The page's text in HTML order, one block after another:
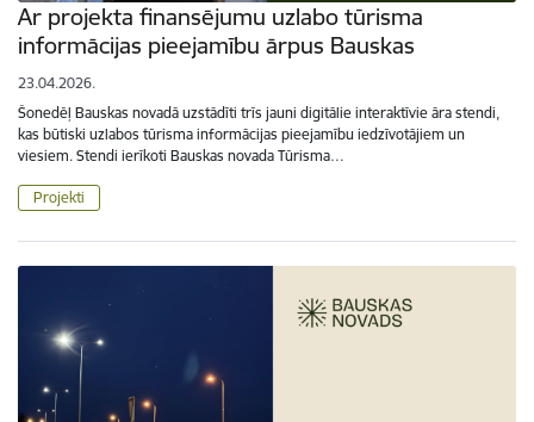
Ar projekta finansējumu uzlabo tūrisma
informācijas pieejamību ārpus Bauskas
23.04.2026.
Šonedēļ Bauskas novadā uzstādīti trīs jauni digitālie interaktīvie āra stendi,
kas būtiski uzlabos tūrisma informācijas pieejamību iedzīvotājiem un
viesiem. Stendi ierīkoti Bauskas novada Tūrisma…
Projekti